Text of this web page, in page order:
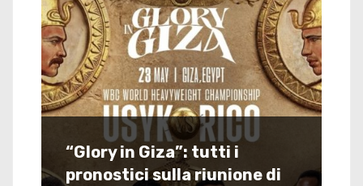
“Glory in Giza”: tutti i
pronostici sulla riunione di